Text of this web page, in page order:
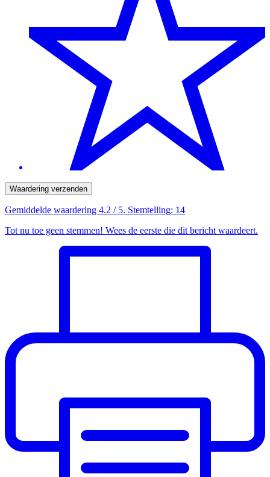
Waardering verzenden
Gemiddelde waardering 4.2 / 5. Stemtelling: 14
Tot nu toe geen stemmen! Wees de eerste die dit bericht waardeert.